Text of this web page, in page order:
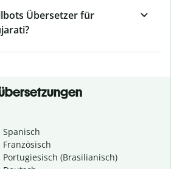
Übersetzer für
(Brasilianisch)